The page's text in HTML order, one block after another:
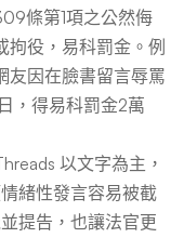
條第1項之公然侮
拘役，易科罰金。例
友因在臉書留言辱罵
，得易科罰金2萬
以文字為主，
緒性發言容易被截
提告，也讓法官更